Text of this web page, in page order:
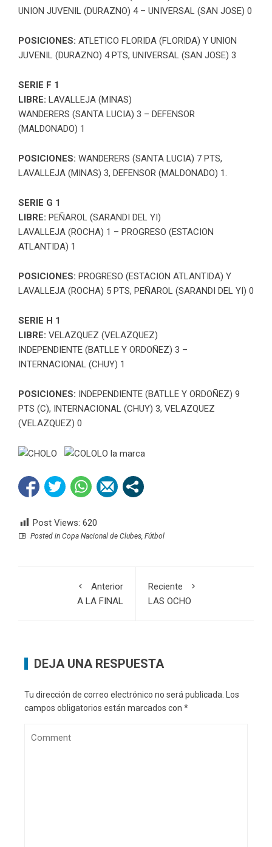
UNION JUVENIL (DURAZNO) 4 – UNIVERSAL (SAN JOSE) 0
POSICIONES: ATLETICO FLORIDA (FLORIDA) Y UNION
JUVENIL (DURAZNO) 4 PTS, UNIVERSAL (SAN JOSE) 3
SERIE F 1
LIBRE: LAVALLEJA (MINAS)
WANDERERS (SANTA LUCIA) 3 – DEFENSOR
(MALDONADO) 1
POSICIONES: WANDERERS (SANTA LUCIA) 7 PTS,
LAVALLEJA (MINAS) 3, DEFENSOR (MALDONADO) 1.
SERIE G 1
LIBRE: PEÑAROL (SARANDI DEL YI)
LAVALLEJA (ROCHA) 1 – PROGRESO (ESTACION
ATLANTIDA) 1
POSICIONES: PROGRESO (ESTACION ATLANTIDA) Y
LAVALLEJA (ROCHA) 5 PTS, PEÑAROL (SARANDI DEL YI) 0
SERIE H 1
LIBRE: VELAZQUEZ (VELAZQUEZ)
INDEPENDIENTE (BATLLE Y ORDOÑEZ) 3 –
INTERNACIONAL (CHUY) 1
POSICIONES: INDEPENDIENTE (BATLLE Y ORDOÑEZ) 9
PTS (C), INTERNACIONAL (CHUY) 3, VELAZQUEZ
(VELAZQUEZ) 0
Post Views: 620
Posted in Copa Nacional de Clubes Fútbol
Anterior
A LA FINAL
Reciente
LAS OCHO
DEJA UNA RESPUESTA
Tu dirección de correo electrónico no será publicada. Los
campos obligatorios están marcados con *